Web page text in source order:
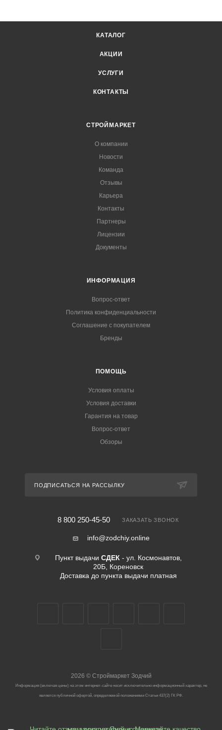
КАТАЛОГ
АКЦИИ
УСЛУГИ
КОНТАКТЫ
СТРОЙМАРКЕТ
О компании
Новости
Команда
Отзывы
Карьера
Контакты
Партнеры
Лицензии
Документы
ИНФОРМАЦИЯ
Вопрос-ответ
Политика конфиденциальности
Соглашение с покупателем
Бренды
ПОМОЩЬ
Условия оплаты
Условия доставки
Гарантия на товар
Вопрос-ответ
Обзоры
ПОДПИСАТЬСЯ НА РАССЫЛКУ
8 800 250-45-50 ЗАКАЗАТЬ ЗВОНОК
info@zodchiy.online
Пункт выдачи СДЕК- ул. Космонавтов,
20Б, Кореновск
Доставка до пункта выдачи платная
2026 ©Строймаркет Зодчий
Информация (включая цены) на этом интернет-сайте носит исключительно информационный характер, не
является публичной офертой, определяемой положениями Статьи 437(2) ГК РФ.